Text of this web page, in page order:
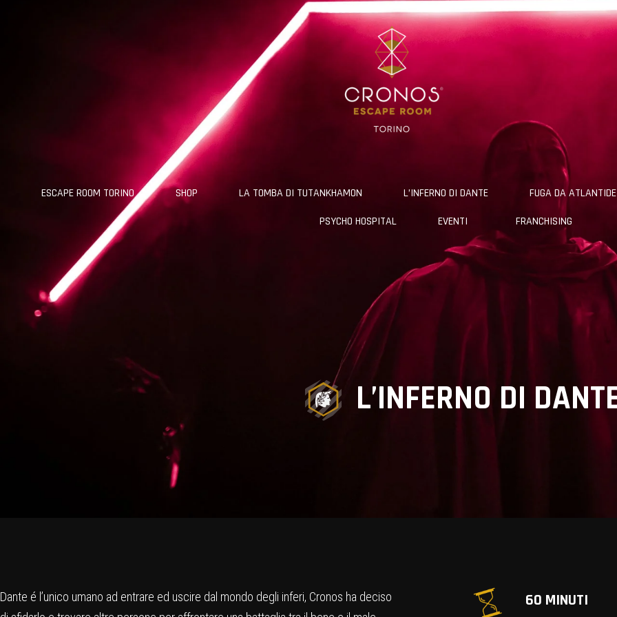
ESCAPE ROOM TORINO SHOP LA TOMBA DI TUTANKHAMON L’INFERNO DI DANTE
FUGA DA ATLANTIDE
PSYCHO HOSPITAL
EVENTI FRANCHISING
L’INFERNO DI
Dante é l’unico umano ad entrare ed uscire dal mondo degli inferi, Cronos ha deciso
60 MINUTI